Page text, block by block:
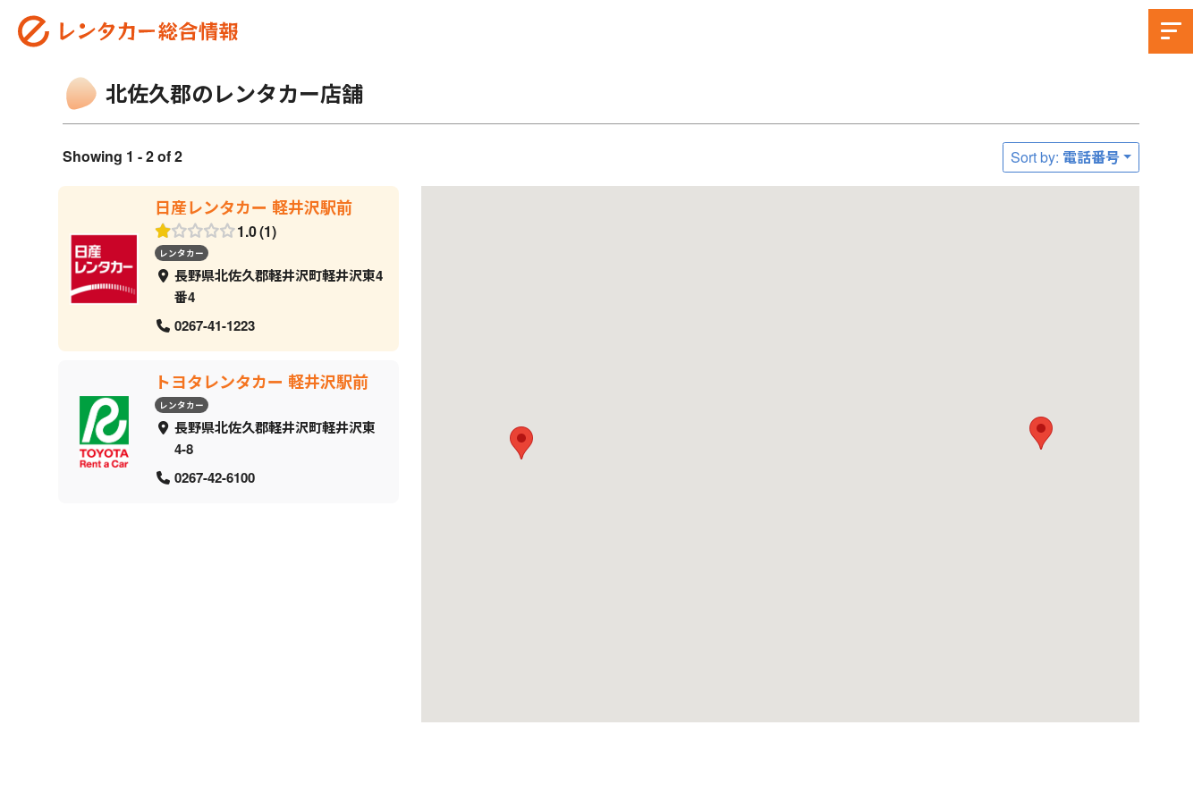
北佐久郡のレンタカー店舗
Showing 1 - 2 of 2 Sort by: 電話番号
日産レンタカー 軽井沢駅前
1.0 1
レンタカー
長野県北佐久郡軽井沢町軽井沢東4
番4
0267-41-1223
トヨタレンタカー 軽井沢駅前
レンタカー
長野県北佐久郡軽井沢町軽井沢東
4-8
0267-42-6100